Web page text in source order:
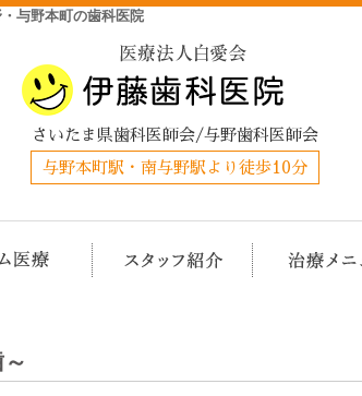
与野本町の歯科医院
さいたま県歯科医師会/与野歯科医師会
与野本町駅・南与野駅より徒歩10分
概要(初めての方へ)担当医チーム医療 スタッフ紹介